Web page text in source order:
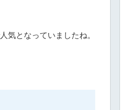
気となっていましたね。